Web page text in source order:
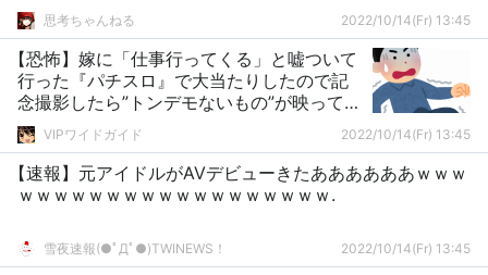
思考ちゃんねる 2022/10/14(Fr) 13:45
【恐怖】嫁に「仕事行ってくる」と嘘ついて
行った『パチスロ』で大当たりしたので記
念撮影したら”トンデモないもの”が映ってい
た VIPワイドガイド 2022/10/14(Fr) 13:45
【速報】元アイドルがAVデビューきたああああああｗｗｗ
ｗｗｗｗｗｗｗｗｗｗｗｗｗｗｗｗｗｗ.
雪夜速報(●ﾟДﾟ●)TWINEWS！ 2022/10/14(Fr) 13:45